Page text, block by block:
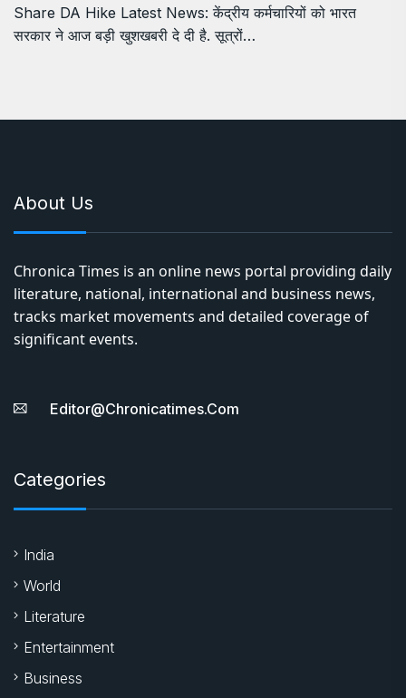
Share DA Hike Latest News: केंद्रीय कर्मचारियों को भारत
सरकार ने आज बड़ी खुशखबरी दे दी है. सूत्रों…
About Us
Chronica Times is an online news portal providing daily
literature, national, international and business news,
tracks market movements and detailed coverage of
significant events.
Editor@chronicatimes.com
Categories
India
World
Literature
Entertainment
Business